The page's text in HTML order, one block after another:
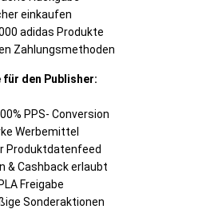
einkaufen
adidas Produkte
Zahlungsmethoden
den Publisher:
PPS- Conversion
Werbemittel
Produktdatenfeed
& Cashback erlaubt
Freigabe
Sonderaktionen